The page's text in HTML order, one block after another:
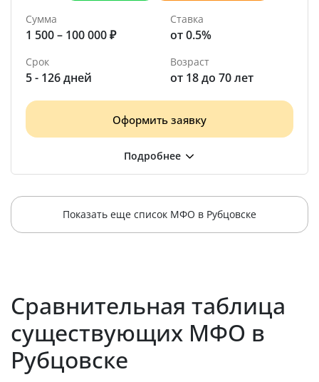
Сумма
1 500 – 100 000 ₽
Ставка
от 0.5%
Срок
5 - 126 дней
Возраст
от 18 до 70 лет
Оформить заявку
Показать еще список МФО в Рубцовске
Сравнительная таблица
существующих МФО в
Рубцовске